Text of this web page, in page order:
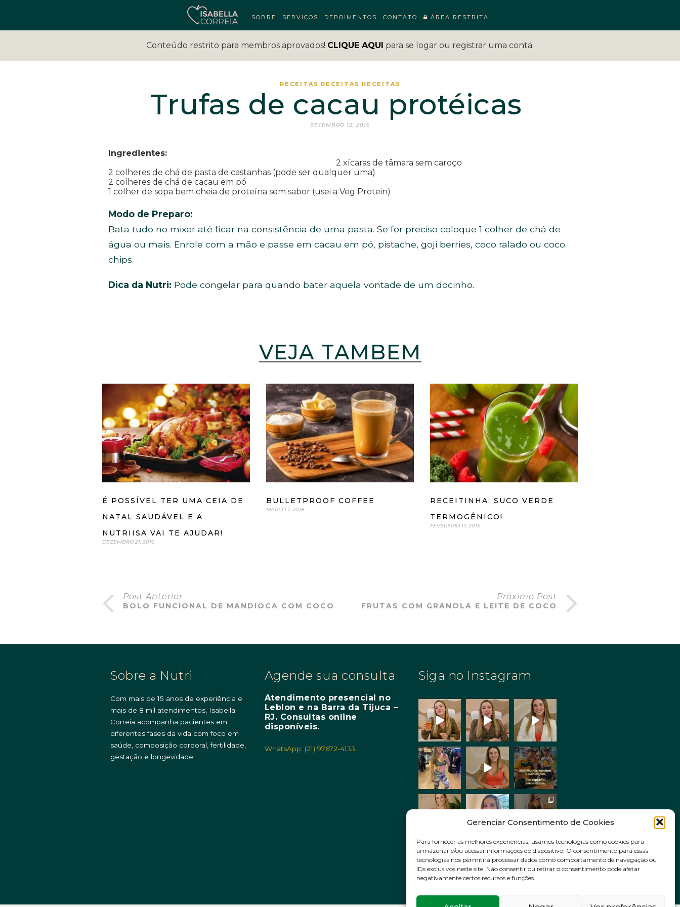
Gerenciar Consentimento de Cookies
Para fornecer as melhores experiências, usamos tecnologias como cookies para
armazenar e/ou acessar informações do dispositivo. O consentimento para essas
tecnologias nos permitirá processar dados como comportamento de navegação ou
IDs exclusivos neste site. Não consentir ou retirar o consentimento pode afetar
negativamente certos recursos e funções.
SOBRE SERVIÇOS DEPOIMENTOS CONTATO ÁREA RESTRITA
Conteúdo restrito para membros aprovados! CLIQUE AQUI para se logar ou registrar uma conta.
RECEITAS RECEITAS RECEITAS
Trufas de cacau protéicas
SETEMBRO 12, 2016
Ingredientes:
2 xícaras de tâmara sem caroço
2 colheres de chá de pasta de castanhas (pode ser qualquer uma)
2 colheres de chá de cacau em pó
1 colher de sopa bem cheia de proteína sem sabor (usei a Veg Protein)
Modo de Preparo:
Bata tudo no mixer até ficar na consistência de uma pasta. Se for preciso coloque 1 colher de chá de
água ou mais. Enrole com a mão e passe em cacau em pó, pistache, goji berries, coco ralado ou coco
chips.
Dica da Nutri: Pode congelar para quando bater aquela vontade de um docinho.
VEJA TAMBÉM
É POSSÍVEL TER UMA CEIA DE
NATAL SAUDÁVEL E A
NUTRIISA VAI TE AJUDAR!
DEZEMBRO 21, 2016
BULLETPROOF COFFEE
MARÇO 7, 2018
RECEITINHA: SUCO VERDE
TERMOGÊNICO!
FEVEREIRO 17, 2016
Post Anterior
BOLO FUNCIONAL DE MANDIOCA COM COCO
Próximo Post
FRUTAS COM GRANOLA E LEITE DE COCO
Sobre a Nutri
Com mais de 15 anos de experiência e
mais de 8 mil atendimentos, Isabella
Correia acompanha pacientes em
diferentes fases da vida com foco em
saúde, composição corporal, fertilidade,
gestação e longevidade.
Agende sua consulta
Atendimento presencial no
Leblon e na Barra da Tijuca –
RJ. Consultas online
disponíveis.
WhatsApp: (21) 97672-4133
Siga no Instagram
Siga no Instagram